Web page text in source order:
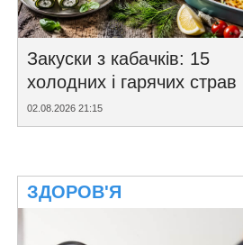
Закуски з кабачків: 15
холодних і гарячих страв
02.08.2026 21:15
ЗДОРОВ'Я